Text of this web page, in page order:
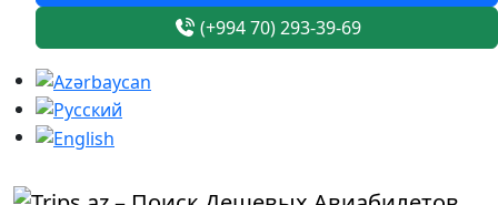
(+994 70) 293-39-69